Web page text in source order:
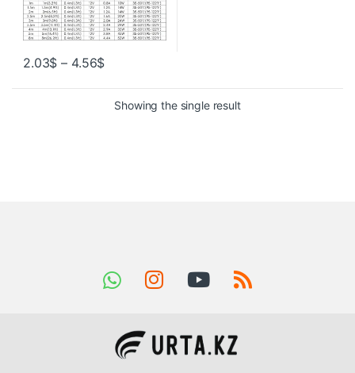
2.03$ – 4.56$
Showing the single result